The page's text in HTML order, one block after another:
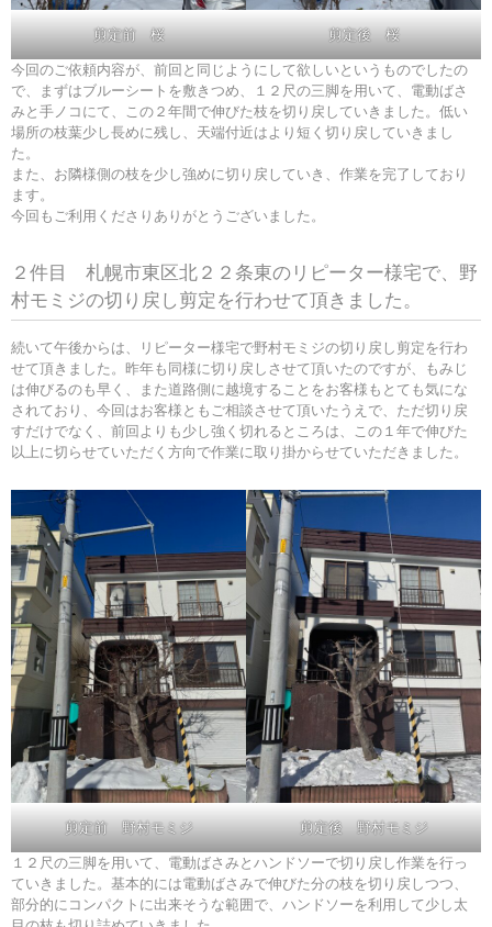
剪定前 桜 剪定後 桜
今回のご依頼内容が、前回と同じようにして欲しいというものでしたの
で、まずはブルーシートを敷きつめ、１２尺の三脚を用いて、電動ばさ
みと手ノコにて、この２年間で伸びた枝を切り戻していきました。低い
場所の枝葉少し長めに残し、天端付近はより短く切り戻していきまし
た。
また、お隣様側の枝を少し強めに切り戻していき、作業を完了しており
ます。
今回もご利用くださりありがとうございました。
２件目 札幌市東区北２２条東のリピーター様宅で、野
村モミジの切り戻し剪定を行わせて頂きました。
続いて午後からは、リピーター様宅で野村モミジの切り戻し剪定を行わ
せて頂きました。昨年も同様に切り戻しさせて頂いたのですが、もみじ
は伸びるのも早く、また道路側に越境することをお客様もとても気にな
されており、今回はお客様ともご相談させて頂いたうえで、ただ切り戻
すだけでなく、前回よりも少し強く切れるところは、この１年で伸びた
以上に切らせていただく方向で作業に取り掛からせていただきました。
剪定前 野村モミジ 剪定後 野村モミジ
１２尺の三脚を用いて、電動ばさみとハンドソーで切り戻し作業を行っ
ていきました。基本的には電動ばさみで伸びた分の枝を切り戻しつつ、
部分的にコンパクトに出来そうな範囲で、ハンドソーを利用して少し太